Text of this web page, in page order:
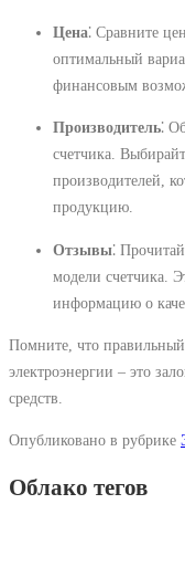
Цена⁚ Сравните
оптимальный
финансовым
Производитель⁚
счетчика.
производителей,
продукцию.
Отзывы⁚
модели счетчика.
информацию о
Помните, что
электроэнергии – это
средств.
Опубликовано в рубрике
Облако тегов